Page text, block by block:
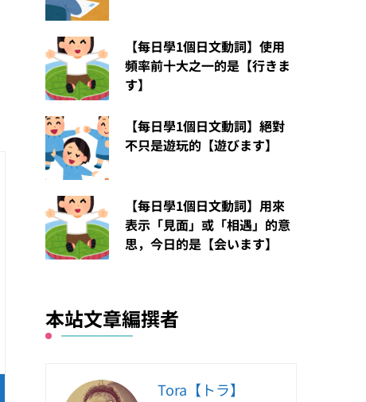
【每日學1個日文動詞】使用
頻率前十大之一的是【行きま
す】
【每日學1個日文動詞】絕對
不只是遊玩的【遊びます】
【每日學1個日文動詞】用來
表示「見面」或「相遇」的意
思，今日的是【会います】
本站文章編撰者
Tora【トラ】